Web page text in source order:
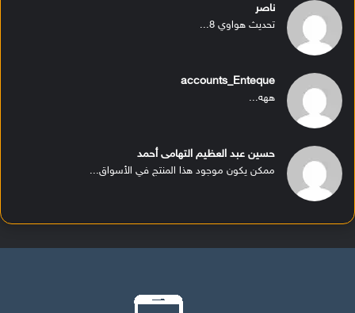
ناصر
تحديث هواوي 8...
accounts_Enteque
ههه...
حسين عبد العظيم التهامى أحمد
ممكن يكون موجود هذا المنتج في الأسواق...